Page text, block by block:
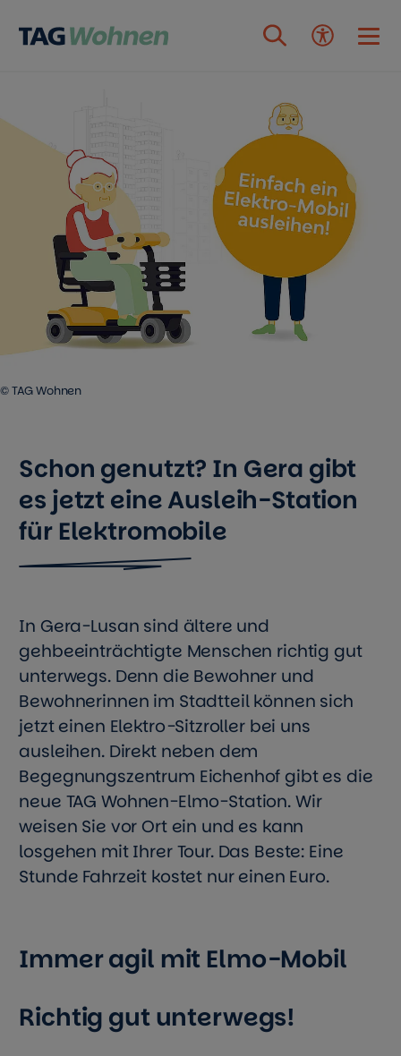
Schon genutzt? In Gera gibt
es jetzt eine Ausleih-Station
für Elektromobile
In Gera-Lusan sind ältere und
gehbeeinträchtigte Menschen richtig gut
unterwegs. Denn die Bewohner und
Bewohnerinnen im Stadtteil können sich
jetzt einen Elektro-Sitzroller bei uns
ausleihen. Direkt neben dem
Begegnungszentrum Eichenhof gibt es die
neue TAG Wohnen-Elmo-Station. Wir
weisen Sie vor Ort ein und es kann
losgehen mit Ihrer Tour. Das Beste: Eine
Stunde Fahrzeit kostet nur einen Euro.
© TAG Wohnen
Immer agil mit Elmo-Mobil
Richtig gut unterwegs!